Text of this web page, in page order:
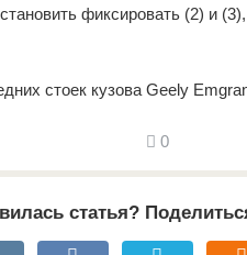
фиксировать (2) и
0
статья?